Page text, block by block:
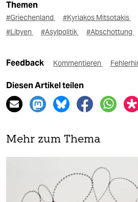
Themen
#Griechenland #Kyriakos Mitsotakis
#Libyen
#Asylpolitik #Abschottung
Feedback Kommentieren
Diesen Artikel teilen
Mehr zum Thema